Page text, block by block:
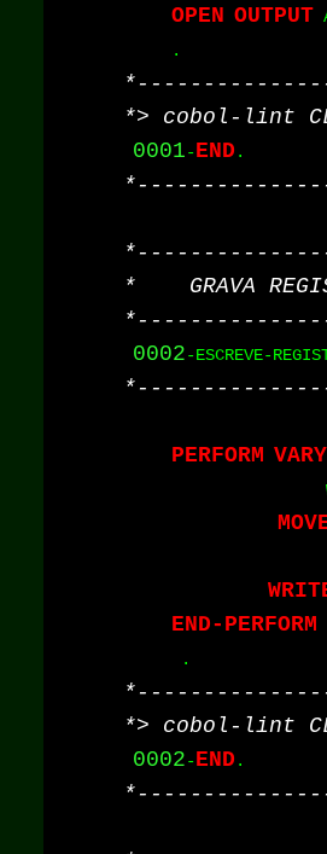
OPEN OUTPUT
0001-END
0002-ESCREVE-
PERFORM
END-PERFORM
0002-END